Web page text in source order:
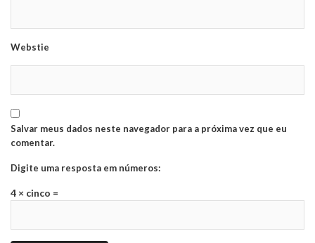
Webstie
Salvar meus dados neste navegador para a próxima vez que eu
comentar.
Digite uma resposta em números:
4 × cinco =